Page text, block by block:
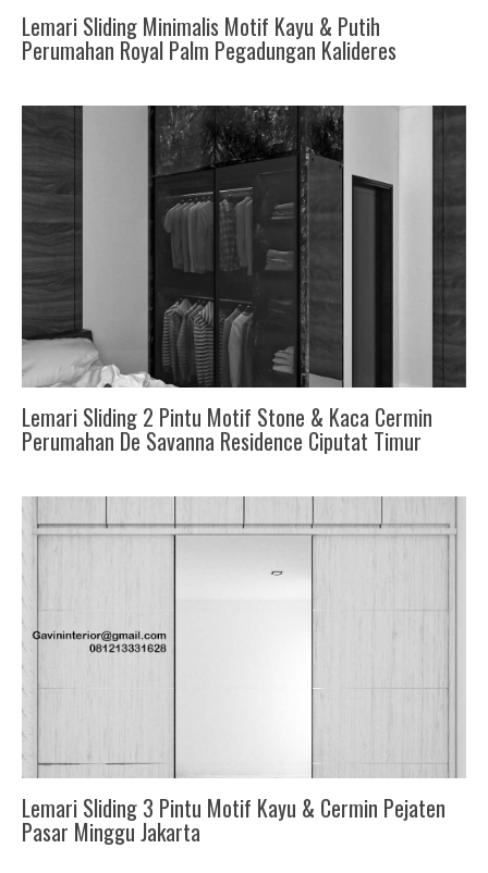
Lemari Sliding Minimalis Motif Kayu & Putih
Perumahan Royal Palm Pegadungan Kalideres
Lemari Sliding 2 Pintu Motif Stone & Kaca Cermin
Perumahan De Savanna Residence Ciputat Timur
Lemari Sliding 3 Pintu Motif Kayu & Cermin Pejaten
Pasar Minggu Jakarta